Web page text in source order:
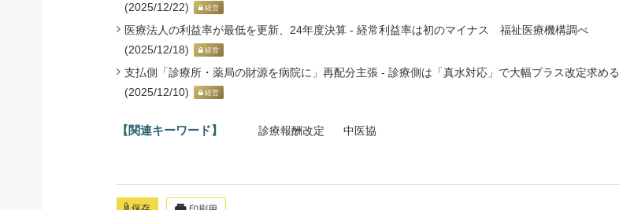
(2025/12/22)
経営
医療法人の利益率が最低を更新、24年度決算 - 経常利益率は初のマイナス 福祉医療機構調べ
(2025/12/18)
経営
支払側「診療所・薬局の財源を病院に」再配分主張 - 診療側は「真水対応」で大幅プラス改定求める
(2025/12/10)
経営
【関連キーワード】 診療報酬改定 中医協